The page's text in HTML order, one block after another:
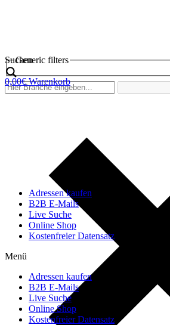
Suchen
Generic filters
0,00€ Warenkorb
Adressen kaufen
B2B E-Mails
Live Suche
Online Shop
Kostenfreier Datensatz
Menü
Adressen kaufen
B2B E-Mails
Live Suche
Online Shop
Kostenfreier Datensatz